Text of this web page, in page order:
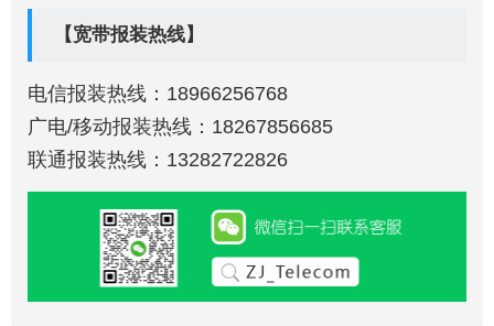
【宽带报装热线】
电信报装热线：18966256768
广电/移动报装热线：18267856685
联通报装热线：13282722826